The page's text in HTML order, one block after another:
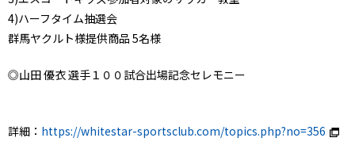
4)ハーフタイム抽選会
群馬ヤクルト様提供商品 5名様
◎山田 優衣 選手１００試合出場記念セレモニー
詳細： https://whitestar-sportsclub.com/topics.php?no=356